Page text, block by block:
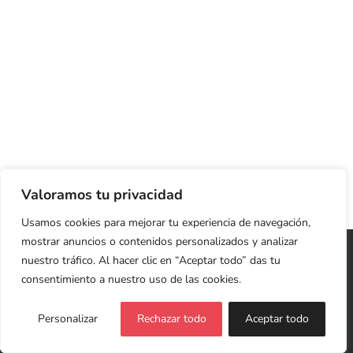
Valoramos tu privacidad
Usamos cookies para mejorar tu experiencia de navegación,
mostrar anuncios o contenidos personalizados y analizar
nuestro tráfico. Al hacer clic en “Aceptar todo” das tu
consentimiento a nuestro uso de las cookies.
Personalizar Rechazar todo Aceptar todo
Copyright 2026 Cristina Jardón | Web Diseñada y
Desarrollada con ♥LIVING ROOM
Política de Privacidad y Cookies
Facebook
X LinkedInInstagram
YouTube